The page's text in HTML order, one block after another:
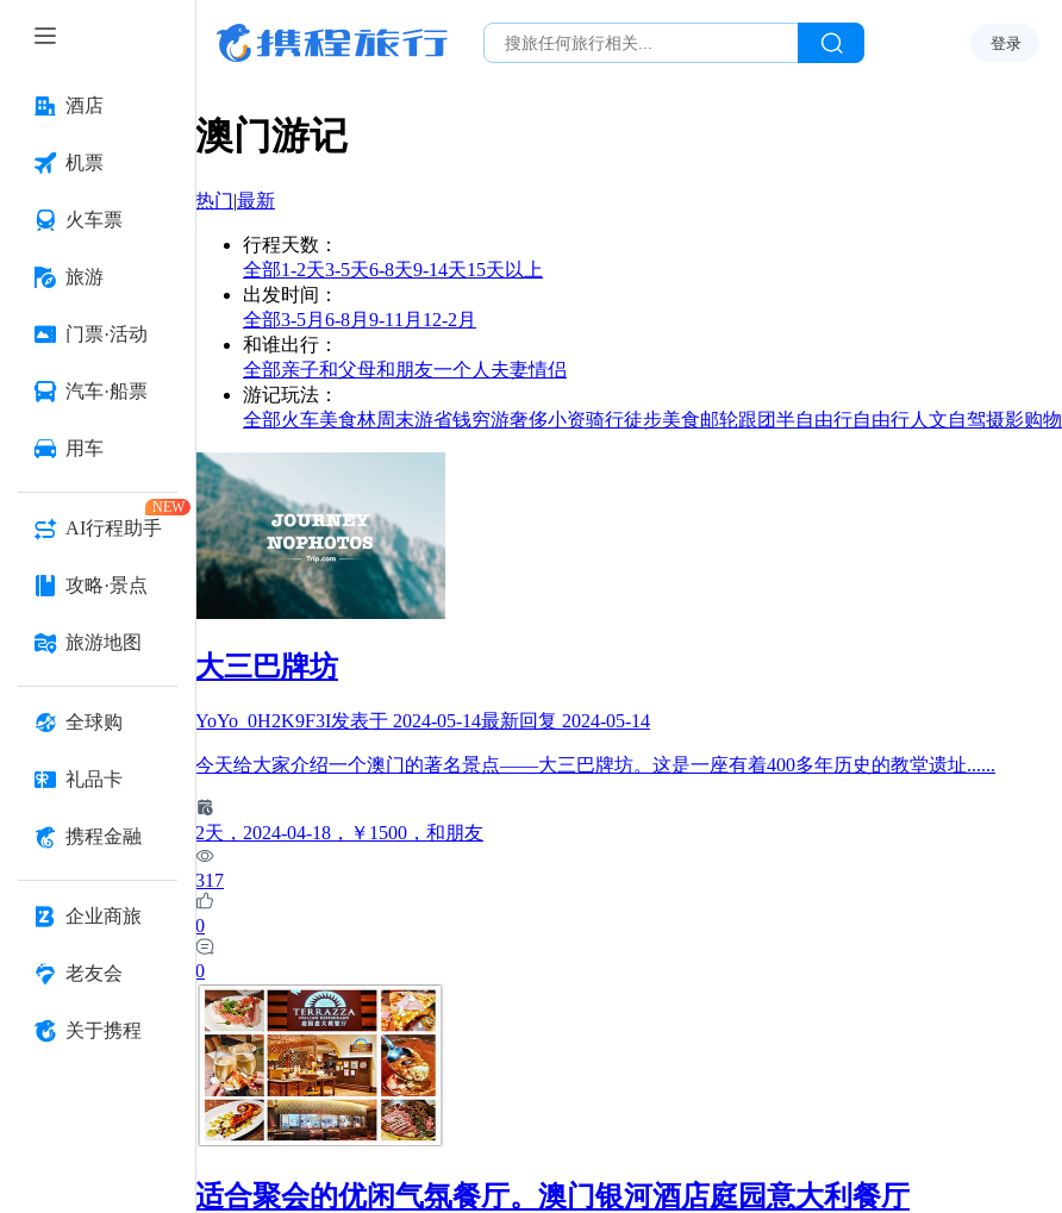
酒店
机票
火车票
旅游
门票·活动
汽车·船票
用车
AI行程助手
NEW
攻略·景点
旅游地图
全球购
礼品卡
携程金融
企业商旅
老友会
关于携程
登录
澳门游记
热门|最新
行程天数 ：
全部1-2天3-5天6-8天9-14天15天以上
出发时间 ：
全部3-5月 6-8月 9-11月 12-2月
和谁出行 ：
全部亲子和父母和朋友一个人 夫妻情侣
游记玩法 ：
全部火车美食林周末游省钱穷游奢侈小资骑行徒步美食邮轮跟团半自由行自由行人文自驾摄影购物
大三巴牌坊
YoYo_0H2K9F3I发表于 2024-05-14最新回复 2024-05-14
今天给大家介绍一个澳门的著名景点——大三巴牌坊。这是一座有着400多年历史的教堂遗址......
2天 ，2024-04-18 ，￥1500 ，和朋友
317
0
0
适合聚会的优闲气氛餐厅。澳门银河酒店庭园意大利餐厅